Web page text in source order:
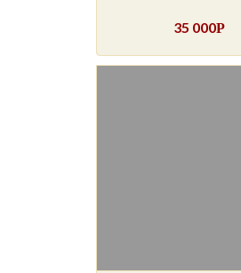
35 000Р